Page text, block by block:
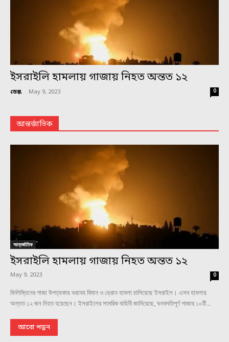
ইসরাইলি হামলায় গাজায় নিহত অন্তত ১২
ডেস্ক - May 9, 2023 0
আন্তর্জাতিক
আন্তর্জাতিক
ইসরাইলি হামলায় গাজায় নিহত অন্তত ১২
May 9, 2023 0
ফিলিস্তিনের গাজা উপত্যকায় ভয়াবহ বিমান ও ড্রোন হামলা চালিয়েছে ইসরাইল। এসব হামলায়
অন্তত ১২ জন নিহত হয়েছেন। ইসরাইলের সামরিক বাহিনী জানিয়েছে, ঘনবসতিপূর্ণ গাজার ১০টি...
আরো পড়ুন